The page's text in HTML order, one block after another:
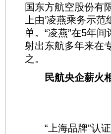
国东方航空股份有
上由’凌燕乘务示
单。“凌燕”在5年
射出东航多年来在
之。
民航央企薪火
“上海品牌”认证